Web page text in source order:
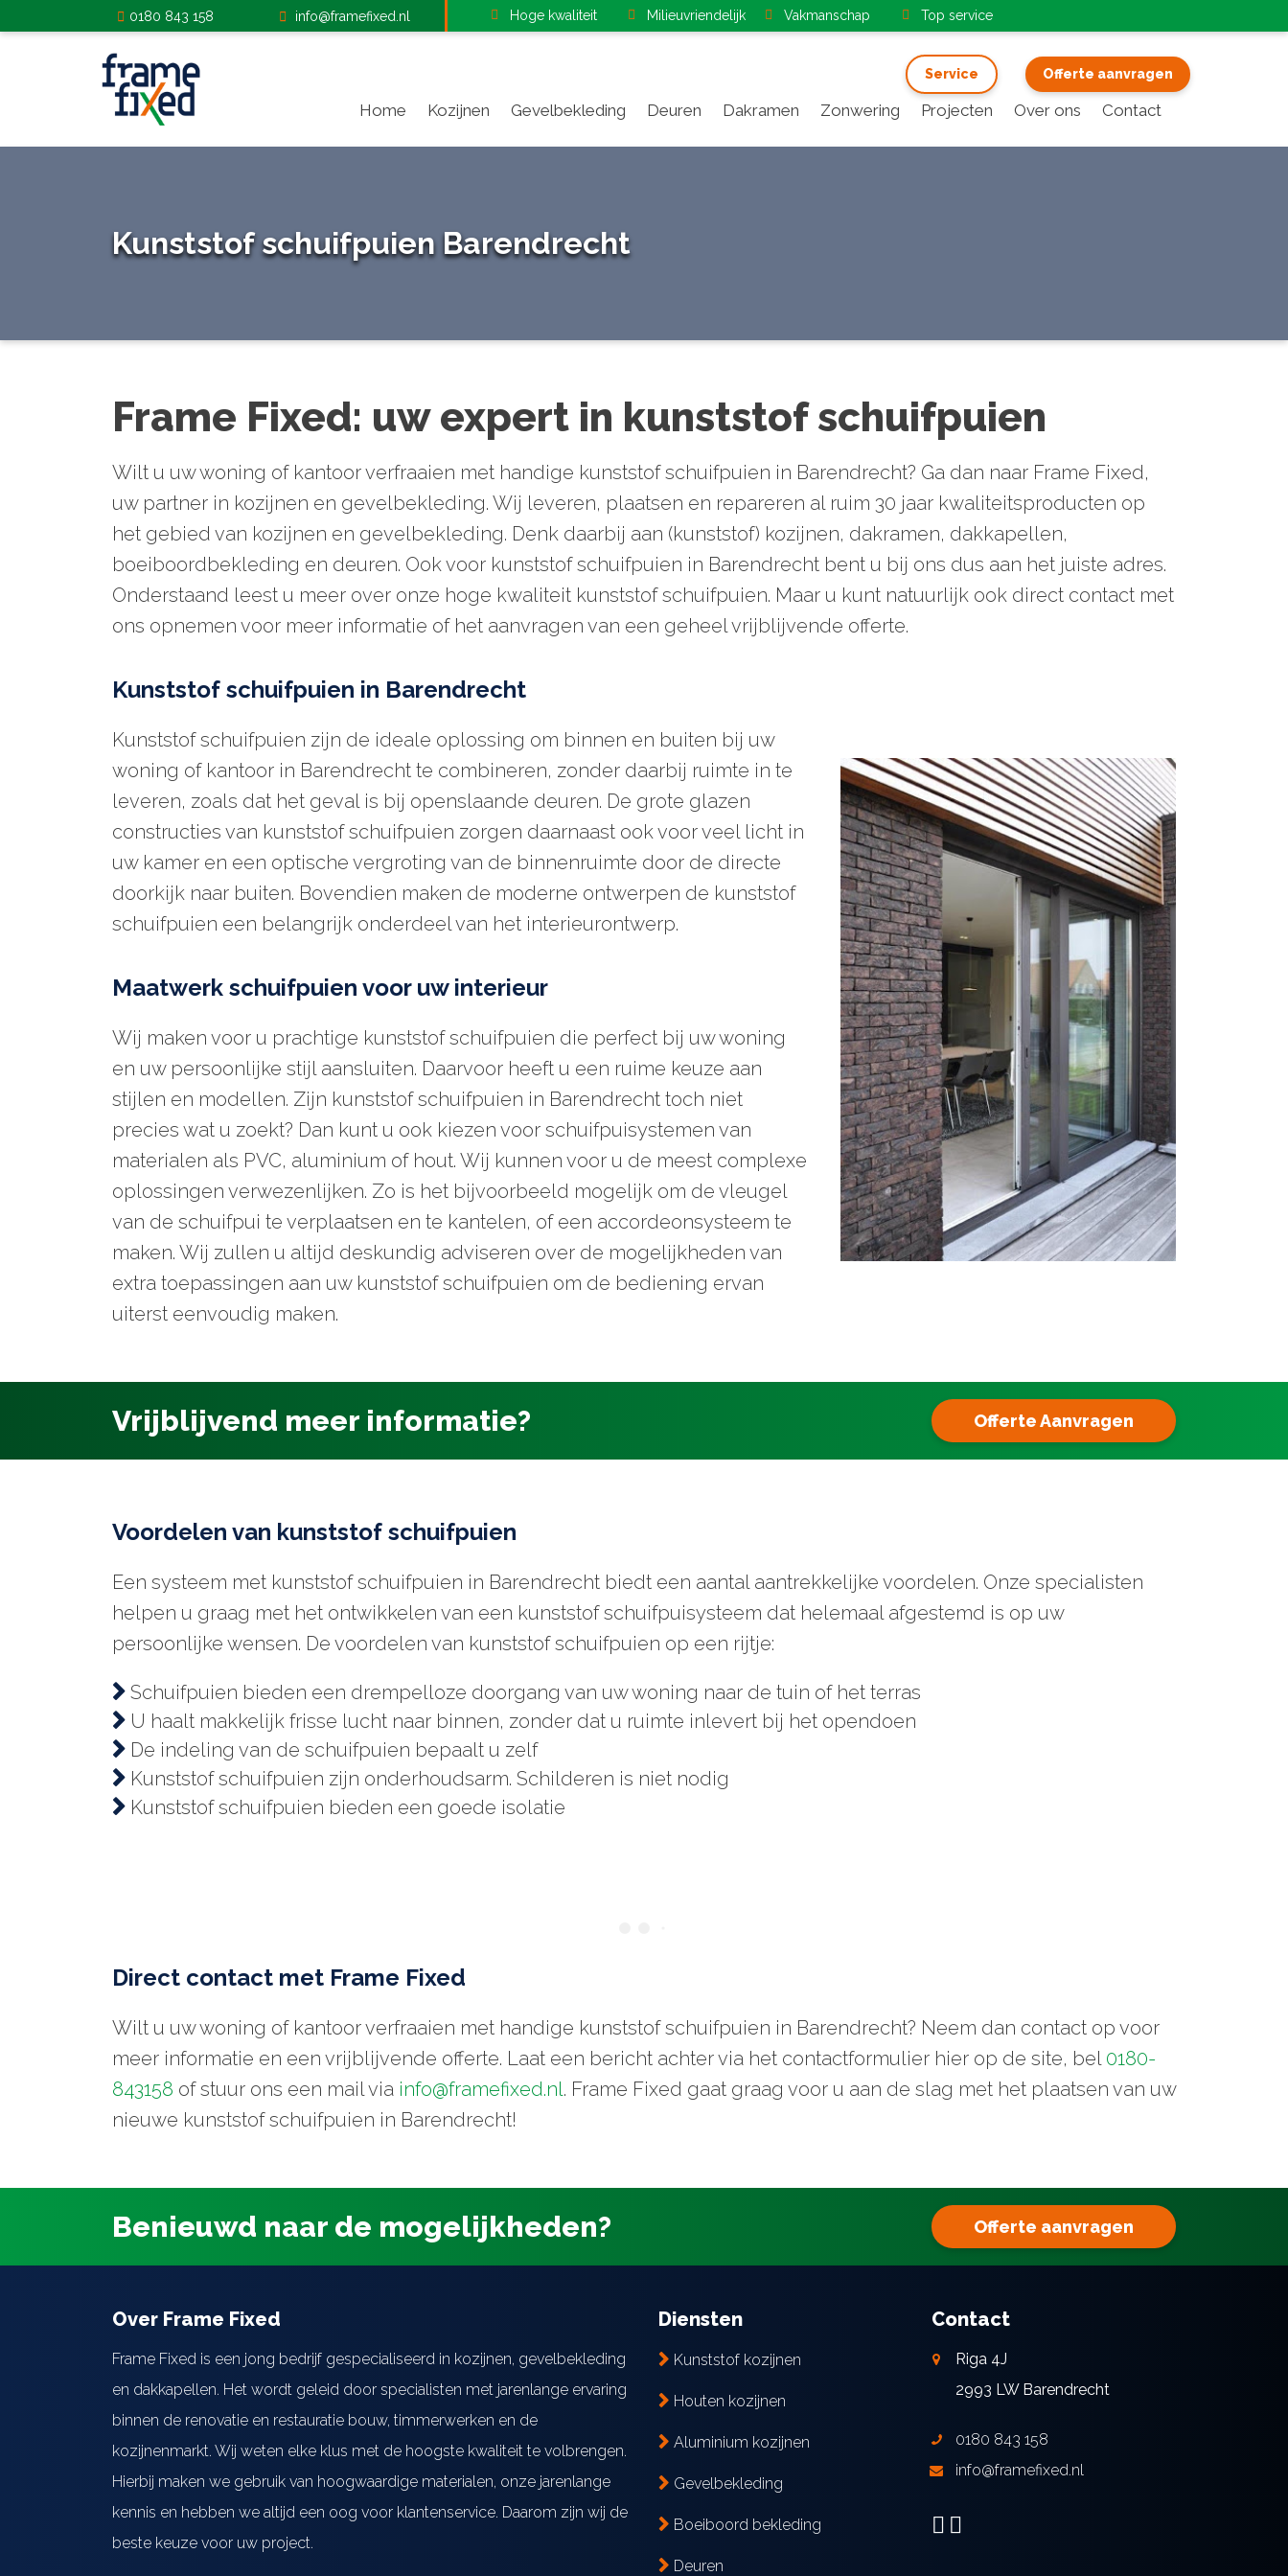
Kozijnen
0180 843 158 info@framefixed.nl Hoge kwaliteit Milieuvriendelijk Vakmanschap Top service
Service Offerte aanvragen
Home Kozijnen Gevelbekleding Deuren Dakramen Zonwering Projecten Over ons Contact
Kunststof schuifpuien Barendrecht
Frame Fixed: uw expert in kunststof schuifpuien
Wilt u uw woning of kantoor verfraaien met handige kunststof schuifpuien in Barendrecht? Ga dan naar Frame Fixed,
uw partner in kozijnen en gevelbekleding. Wij leveren, plaatsen en repareren al ruim 30 jaar kwaliteitsproducten op
het gebied van kozijnen en gevelbekleding. Denk daarbij aan (kunststof) kozijnen, dakramen, dakkapellen,
boeiboordbekleding en deuren. Ook voor kunststof schuifpuien in Barendrecht bent u bij ons dus aan het juiste adres.
Onderstaand leest u meer over onze hoge kwaliteit kunststof schuifpuien. Maar u kunt natuurlijk ook direct contact met
ons opnemen voor meer informatie of het aanvragen van een geheel vrijblijvende offerte.
Kunststof schuifpuien in Barendrecht
Kunststof schuifpuien zijn de ideale oplossing om binnen en buiten bij uw
woning of kantoor in Barendrecht te combineren, zonder daarbij ruimte in te
leveren, zoals dat het geval is bij openslaande deuren. De grote glazen
constructies van kunststof schuifpuien zorgen daarnaast ook voor veel licht in
uw kamer en een optische vergroting van de binnenruimte door de directe
doorkijk naar buiten. Bovendien maken de moderne ontwerpen de kunststof
schuifpuien een belangrijk onderdeel van het interieurontwerp.
Maatwerk schuifpuien voor uw interieur
Wij maken voor u prachtige kunststof schuifpuien die perfect bij uw woning
en uw persoonlijke stijl aansluiten. Daarvoor heeft u een ruime keuze aan
stijlen en modellen. Zijn kunststof schuifpuien in Barendrecht toch niet
precies wat u zoekt? Dan kunt u ook kiezen voor schuifpuisystemen van
materialen als PVC, aluminium of hout. Wij kunnen voor u de meest complexe
oplossingen verwezenlijken. Zo is het bijvoorbeeld mogelijk om de vleugel
van de schuifpui te verplaatsen en te kantelen, of een accordeonsysteem te
maken. Wij zullen u altijd deskundig adviseren over de mogelijkheden van
extra toepassingen aan uw kunststof schuifpuien om de bediening ervan
uiterst eenvoudig maken.
Vrijblijvend meer informatie? Offerte Aanvragen
Voordelen van kunststof schuifpuien
Een systeem met kunststof schuifpuien in Barendrecht biedt een aantal aantrekkelijke voordelen. Onze specialisten
helpen u graag met het ontwikkelen van een kunststof schuifpuisysteem dat helemaal afgestemd is op uw
persoonlijke wensen. De voordelen van kunststof schuifpuien op een rijtje:
Schuifpuien bieden een drempelloze doorgang van uw woning naar de tuin of het terras
U haalt makkelijk frisse lucht naar binnen, zonder dat u ruimte inlevert bij het opendoen
De indeling van de schuifpuien bepaalt u zelf
Kunststof schuifpuien zijn onderhoudsarm. Schilderen is niet nodig
Kunststof schuifpuien bieden een goede isolatie
Direct contact met Frame Fixed
Wilt u uw woning of kantoor verfraaien met handige kunststof schuifpuien in Barendrecht? Neem dan contact op voor
meer informatie en een vrijblijvende offerte. Laat een bericht achter via het contactformulier hier op de site, bel 0180-
843158 of stuur ons een mail via info@framefixed.nl. Frame Fixed gaat graag voor u aan de slag met het plaatsen van uw
nieuwe kunststof schuifpuien in Barendrecht!
Benieuwd naar de mogelijkheden? Offerte aanvragen
Over Frame Fixed
Frame Fixed is een jong bedrijf gespecialiseerd in kozijnen, gevelbekleding
en dakkapellen. Het wordt geleid door specialisten met jarenlange ervaring
binnen de renovatie en restauratie bouw, timmerwerken en de
kozijnenmarkt. Wij weten elke klus met de hoogste kwaliteit te volbrengen.
Hierbij maken we gebruik van hoogwaardige materialen, onze jarenlange
kennis en hebben we altijd een oog voor klantenservice. Daarom zijn wij de
beste keuze voor uw project.
Diensten
Kunststof kozijnen
Houten kozijnen
Aluminium kozijnen
Gevelbekleding
Boeiboord bekleding
Deuren
Contact
Riga 4J
2993 LW Barendrecht
0180 843 158
info@framefixed.nl